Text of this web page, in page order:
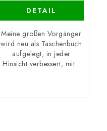
DETAIL
Meine großen Vorgänger
wird neu als Taschenbuch
aufgelegt, in jeder
Hinsicht verbessert, mit...